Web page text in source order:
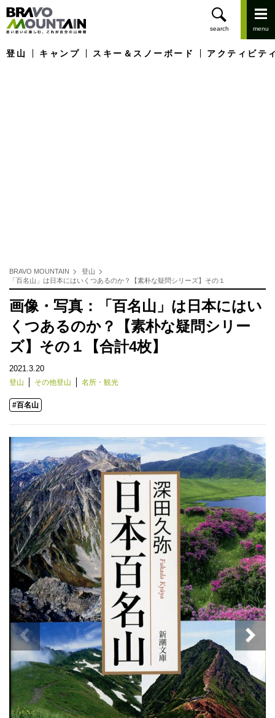
登山 キャンプ スキー＆スノーボード アクティビテ
BRAVO MOUNTAIN
登山
「百名山」は日本にはいくつあるのか？【素朴な疑問シリーズ】その１
画像・写真：「百名山」は日本にはい
くつあるのか？【素朴な疑問シリー
ズ】その１【合計4枚】
2021.3.20
登山 その他登山 名所・観光
#百名山